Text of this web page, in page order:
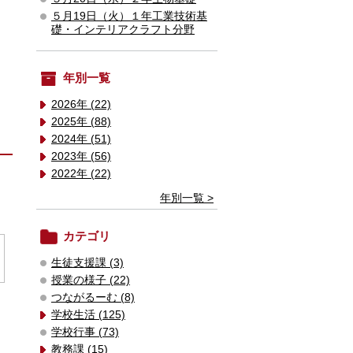
５月19日（火）１年工業技術基
礎・インテリアクラフト分野
年別一覧
2026年 (22)
2025年 (88)
2024年 (51)
2023年 (56)
2022年 (22)
年別一覧 >
カテゴリ
生徒支援課 (3)
授業の様子 (22)
つながるーむ (8)
学校生活 (125)
学校行事 (73)
教務課 (15)